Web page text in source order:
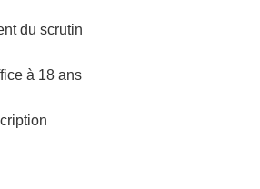
du scrutin
à 18 ans